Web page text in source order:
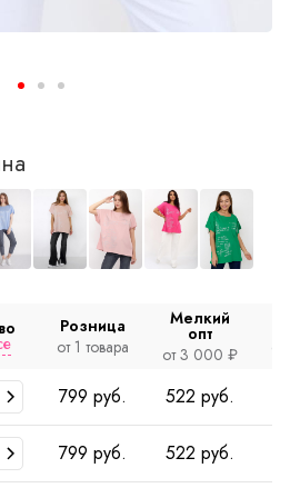
Розница
от 1 товара
Мелкий
опт
от 3 000 ₽
799 руб. 522 руб.
799 руб. 522 руб.